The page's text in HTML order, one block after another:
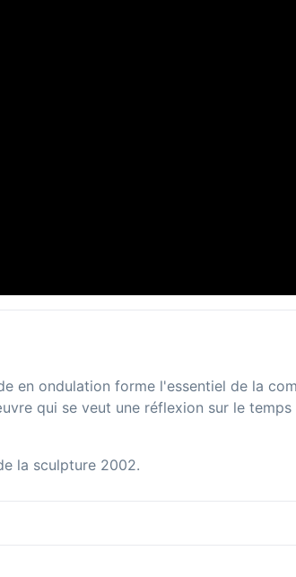
en ondulation forme l'essentiel de la
qui se veut une réflexion sur le
la sculpture 2002.